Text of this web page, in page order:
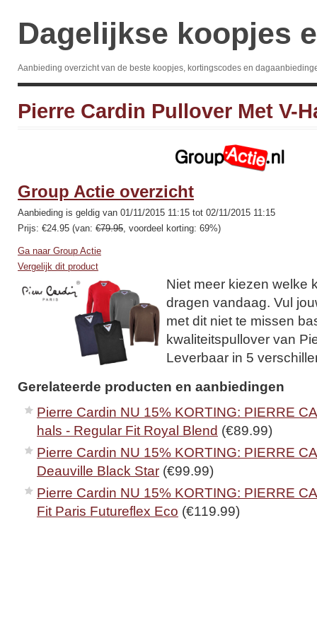
Dagelijkse koopjes
Aanbieding overzicht van de beste koopjes, kortingscodes en
Pierre Cardin Pullover Met V-
Group Actie overzicht
Aanbieding is geldig van 01/11/2015 11:15 tot 02/11/2015 11:15
Prijs: €24.95 (van: €79.95, voordeel korting: 69%)
Ga naar Group Actie
Vergelijk dit product
Niet meer kiezen welke
dragen vandaag. Vul
met dit niet te missen
kwaliteitspullover van
Leverbaar in 5
Gerelateerde producten en aanbiedingen
Pierre Cardin NU 15% KORTING: PIERRE
hals - Regular Fit Royal Blend (€89.99)
Pierre Cardin NU 15% KORTING: PIERRE
Deauville Black Star (€99.99)
Pierre Cardin NU 15% KORTING: PIERRE
Fit Paris Futureflex Eco (€119.99)